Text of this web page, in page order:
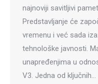
najnoviji savitljivi
Predstavljanje će
vremenu i već sada
tehnološke javnosti.
unapređenjima u
V3. Jedna od ključnih…